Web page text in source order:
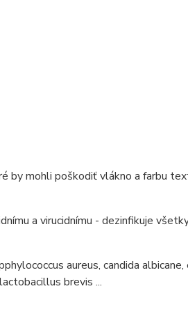
by mohli poškodiť vlákno a farbu
a virucidnímu - dezinfikuje
aureus, candida albicane,
brevis ...